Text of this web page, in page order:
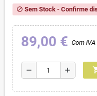
block Sem Stock - Confirme
89,00 € Com IVA
remove add